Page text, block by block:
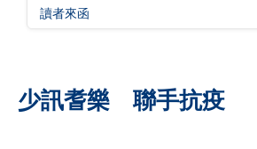
讀者來函
少訊耆樂 聯手抗疫